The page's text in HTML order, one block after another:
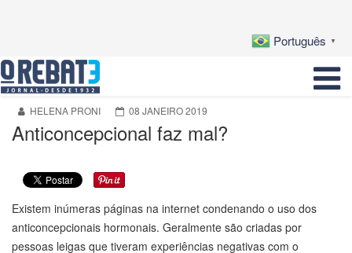
Português ▼
HELENA PRONI 08 JANEIRO 2019
Anticoncepcional faz mal?
Existem inúmeras páginas na internet condenando o uso dos
anticoncepcionais hormonais. Geralmente são criadas por
pessoas leigas que tiveram experiências negativas com o